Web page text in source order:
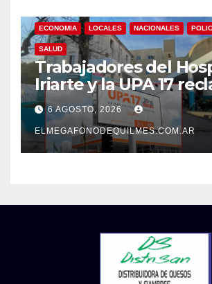
ECONOMIA LOCALES NACIONALES
SALUD
Trabajadores del
Iriarte y la UPA 17
pase a planta de
mejoras laborales
6 AGOSTO, 2026
ELMEGAFONODEQUILMES.COM.AR